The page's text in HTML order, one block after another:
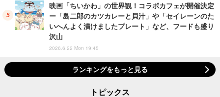
映画「ちいかわ」の世界観！コラボカフェが開催決定
ー「島二郎のカツカレーと貝汁」や「セイレーンのた
いへんよく漬けましたプレート」など、フードも盛り
沢山
2026.6.22 Mon 19:45
ランキングをもっと見る
トピックス